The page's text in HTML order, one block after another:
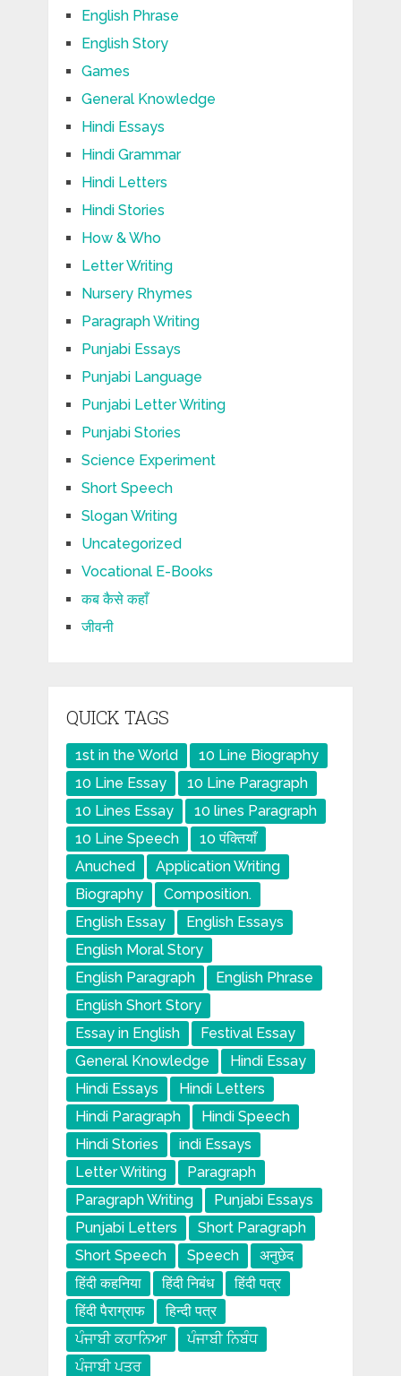
English Phrase
English Story
Games
General Knowledge
Hindi Essays
Hindi Grammar
Hindi Letters
Hindi Stories
How & Who
Letter Writing
Nursery Rhymes
Paragraph Writing
Punjabi Essays
Punjabi Language
Punjabi Letter Writing
Punjabi Stories
Science Experiment
Short Speech
Slogan Writing
Uncategorized
Vocational E-Books
कब कैसे कहाँ
जीवनी
QUICK TAGS
1st in the World
10 Line Biography
10 Line Essay
10 Line Paragraph
10 Lines Essay
10 lines Paragraph
10 Line Speech
10 पंक्तियाँ
Anuched
Application Writing
Biography
Composition.
English Essay
English Essays
English Moral Story
English Paragraph
English Phrase
English Short Story
Essay in English
Festival Essay
General Knowledge
Hindi Essay
Hindi Essays
Hindi Letters
Hindi Paragraph
Hindi Speech
Hindi Stories
indi Essays
Letter Writing
Paragraph
Paragraph Writing
Punjabi Essays
Punjabi Letters
Short Paragraph
Short Speech
Speech
अनुछेद
हिंदी कहनिया
हिंदी निबंध
हिंदी पत्र
हिंदी पैराग्राफ
हिन्दी पत्र
ਪੰਜਾਬੀ ਕਹਾਨਿਆ
ਪੰਜਾਬੀ ਨਿਬੰਧ
ਪੰਜਾਬੀ ਪਤਰ